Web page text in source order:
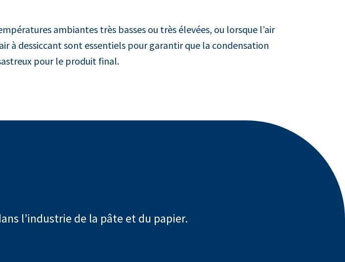
ambiantes très basses ou très élevées, ou lorsque l’air
à dessiccant sont essentiels pour garantir que la condensation
pour le produit final.
l’industrie de la pâte et du papier.